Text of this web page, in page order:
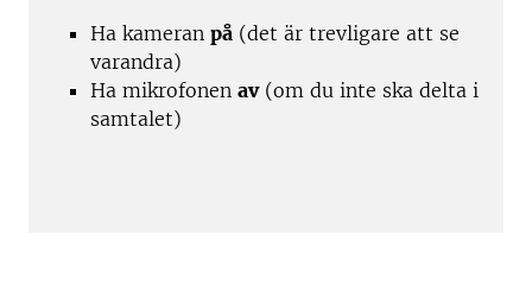
Ha kameran på (det är trevligare att se
varandra)
Ha mikrofonen av(om du inte ska delta i
samtalet)